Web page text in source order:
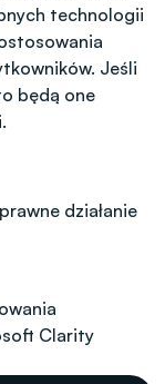
technologii
Jeśli
będą one
działanie
Clarity